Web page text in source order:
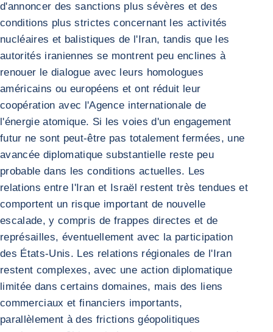
d'annoncer des sanctions plus sévères et des
conditions plus strictes concernant les activités
nucléaires et balistiques de l'Iran, tandis que les
autorités iraniennes se montrent peu enclines à
renouer le dialogue avec leurs homologues
américains ou européens et ont réduit leur
coopération avec l'Agence internationale de
l'énergie atomique. Si les voies d'un engagement
futur ne sont peut-être pas totalement fermées, une
avancée diplomatique substantielle reste peu
probable dans les conditions actuelles. Les
relations entre l'Iran et Israël restent très tendues et
comportent un risque important de nouvelle
escalade, y compris de frappes directes et de
représailles, éventuellement avec la participation
des États-Unis. Les relations régionales de l'Iran
restent complexes, avec une action diplomatique
limitée dans certains domaines, mais des liens
commerciaux et financiers importants,
parallèlement à des frictions géopolitiques